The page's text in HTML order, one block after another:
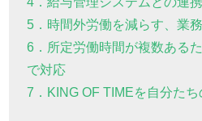
5．時間外労働を減らす、業
6．所定労働時間が複数ある
で対応
7．KING OF TIMEを自分た